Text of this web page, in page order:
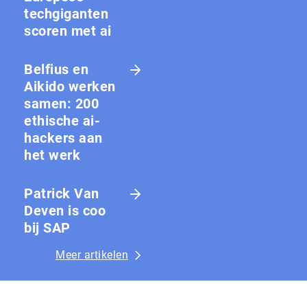
techgiganten
scoren met ai
Belfius en
Aikido werken
samen: 200
ethische ai-
hackers aan
het werk
Patrick Van
Deven is coo
bij SAP
Meer artikelen